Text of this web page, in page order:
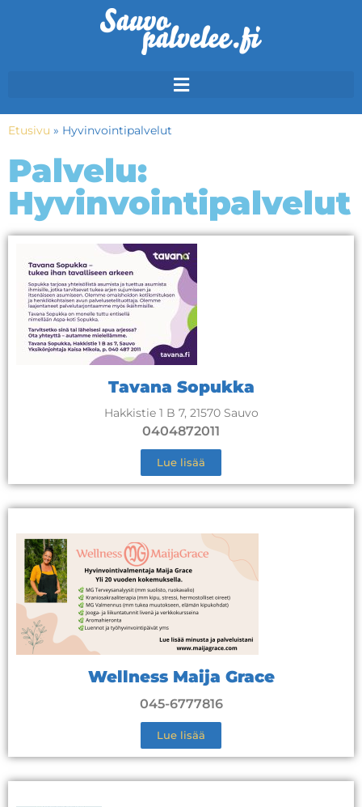
Etusivu » Hyvinvointipalvelut
Palvelu:
Hyvinvointipalvelut
Tavana Sopukka
Hakkistie 1 B 7, 21570 Sauvo
0404872011
Lue lisää
Wellness Maija Grace
045-6777816
Lue lisää